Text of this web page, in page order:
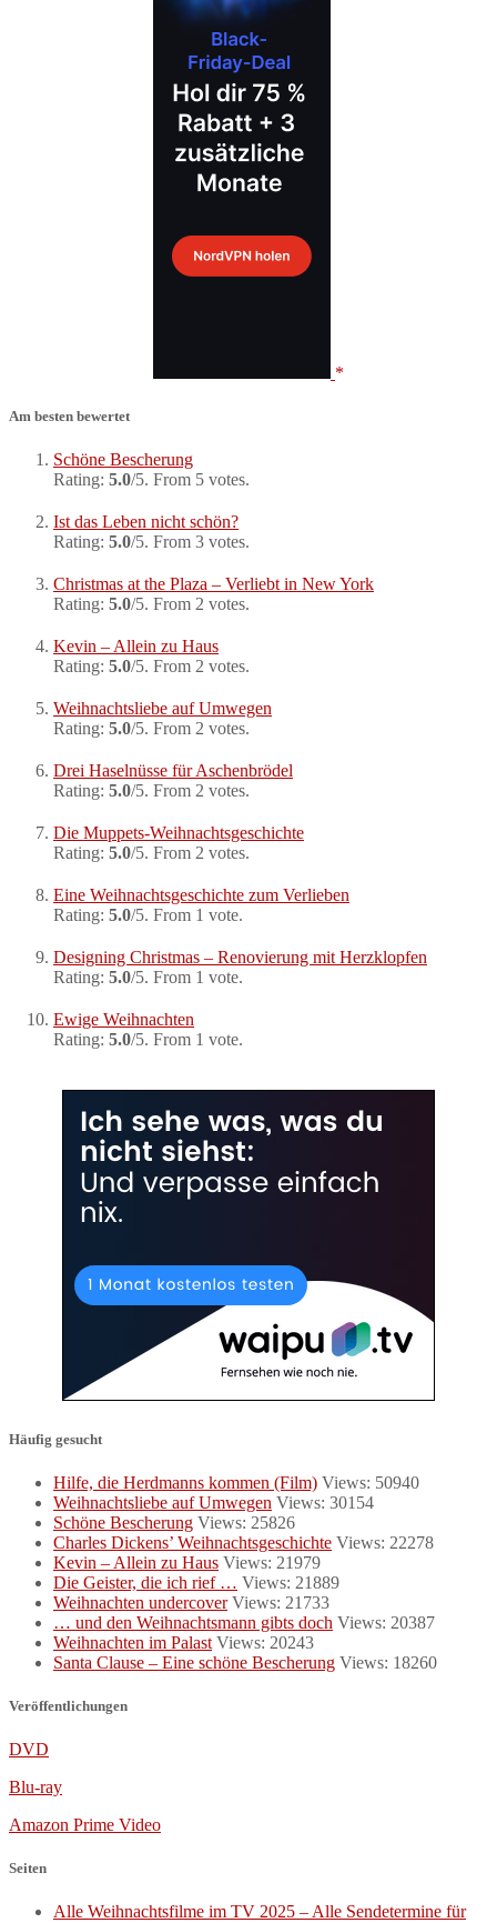
Am besten bewertet
Schöne Bescherung
Rating: 5.0/5. From 5 votes.
Ist das Leben nicht schön?
Rating: 5.0/5. From 3 votes.
Christmas at the Plaza – Verliebt in New York
Rating: 5.0/5. From 2 votes.
Kevin – Allein zu Haus
Rating: 5.0/5. From 2 votes.
Weihnachtsliebe auf Umwegen
Rating: 5.0/5. From 2 votes.
Drei Haselnüsse für Aschenbrödel
Rating: 5.0/5. From 2 votes.
Die Muppets-Weihnachtsgeschichte
Rating: 5.0/5. From 2 votes.
Eine Weihnachtsgeschichte zum Verlieben
Rating: 5.0/5. From 1 vote.
Designing Christmas – Renovierung mit Herzklopfen
Rating: 5.0/5. From 1 vote.
Ewige Weihnachten
Rating: 5.0/5. From 1 vote.
Häufig gesucht
Hilfe, die Herdmanns kommen (Film) Views: 50940
Weihnachtsliebe auf Umwegen Views: 30154
Schöne Bescherung Views: 25826
Charles Dickens’ Weihnachtsgeschichte Views: 22278
Kevin – Allein zu Haus Views: 21979
Die Geister, die ich rief … Views: 21889
Weihnachten undercover Views: 21733
… und den Weihnachtsmann gibts doch Views: 20387
Weihnachten im Palast Views: 20243
Santa Clause – Eine schöne Bescherung Views: 18260
Veröffentlichungen
DVD
Blu-ray
Amazon Prime Video
Seiten
Alle Weihnachtsfilme im TV 2025 – Alle Sendetermine für